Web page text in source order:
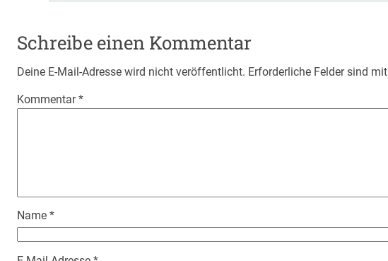
Schreibe einen Kommentar
Deine E-Mail-Adresse wird nicht veröffentlicht. Erforderliche Felder sind mit
Kommentar*
Name *